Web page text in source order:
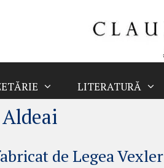
LITERATURĂ
de Legea Vexler